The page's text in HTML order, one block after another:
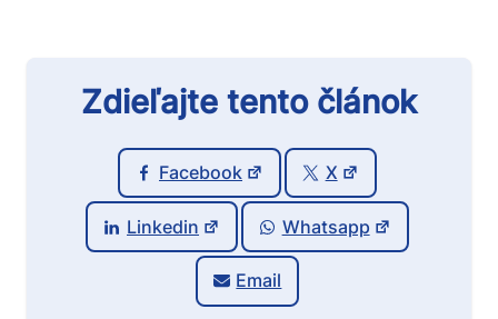
Zdieľajte tento článok
Facebook X
Linkedin Whatsapp
Email